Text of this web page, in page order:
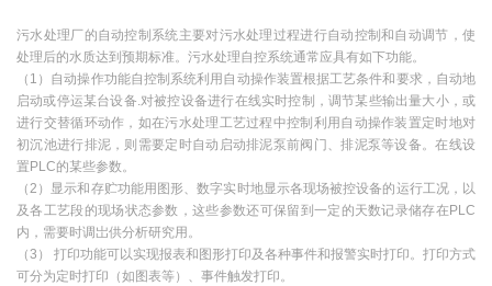
污水处理厂的自动控制系统主要对污水处理过程进行自动控制和自动调节，使
处理后的水质达到预期标准。污水处理自控系统通常应具有如下功能。
（1）自动操作功能自控制系统利用自动操作装置根据工艺条件和要求，自动地
启动或停运某台设备.对被控设备进行在线实时控制，调节某些输出量大小，或
进行交替循环动作，如在污水处理工艺过程中控制利用自动操作装置定时地对
初沉池进行排泥，则需要定时自动启动排泥泵前阀门、排泥泵等设备。在线设
置PLC的某些参数。
（2）显示和存贮功能用图形、数字实时地显示各现场被控设备的运行工况，以
及各工艺段的现场状态参数，这些参数还可保留到一定的天数记录储存在PLC
内，需要时调岀供分析研究用。
（3） 打印功能可以实现报表和图形打印及各种事件和报警实时打印。打印方式
可分为定时打印（如图表等）、事件触发打印。